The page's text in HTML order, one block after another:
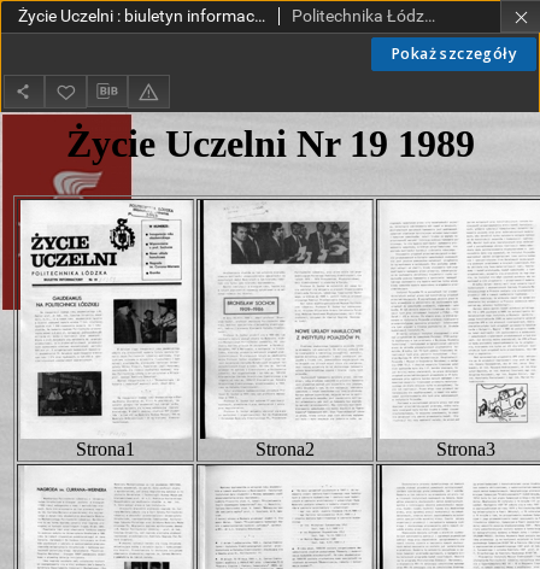
Pokaż szczegóły
Życie Uczelni : biuletyn informacyjny Politechniki Łódzkiej nr 19 (1989) [HTML] Politechnika Łódzka.